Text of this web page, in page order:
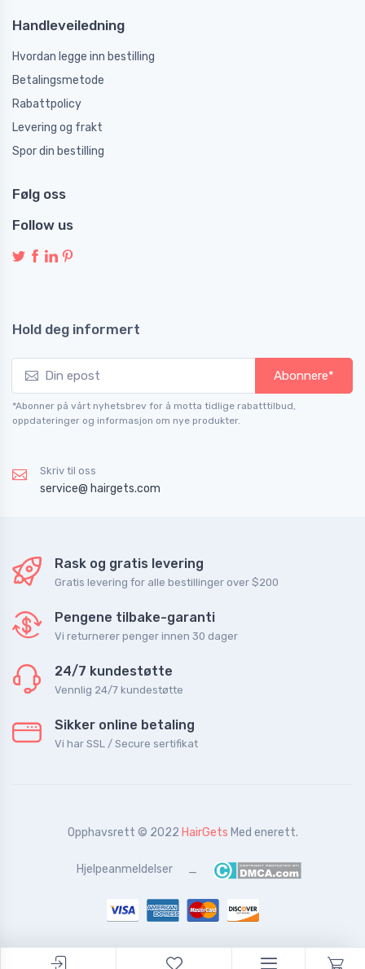
Handleveiledning
Hvordan legge inn bestilling
Betalingsmetode
Rabattpolicy
Levering og frakt
Spor din bestilling
Følg oss
Follow us
Hold deg informert
Abonnere*
*Abonner på vårt nyhetsbrev for å motta tidlige rabatttilbud,
oppdateringer og informasjon om nye produkter.
Skriv til oss
service@ hairgets.com
Rask og gratis levering
Gratis levering for alle bestillinger over $200
Pengene tilbake-garanti
Vi returnerer penger innen 30 dager
24/7 kundestøtte
Vennlig 24/7 kundestøtte
Sikker online betaling
Vi har SSL / Secure sertifikat
Opphavsrett © 2022 HairGets Med enerett.
Hjelpeanmeldelser _